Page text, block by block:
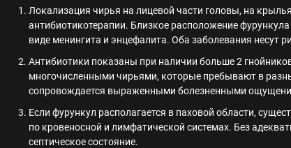
Локализация чирья на лицевой части головы, на
антибиотикотерапии. Близкое расположение
виде менингита и энцефалита. Оба заболевания несут
Антибиотики показаны при наличии больше 2
многочисленными чирьями, которые пребывают в
сопровождается выраженными болезненными
Если фурункул располагается в паховой области,
по кровеносной и лимфатической системах. Без
септическое состояние.